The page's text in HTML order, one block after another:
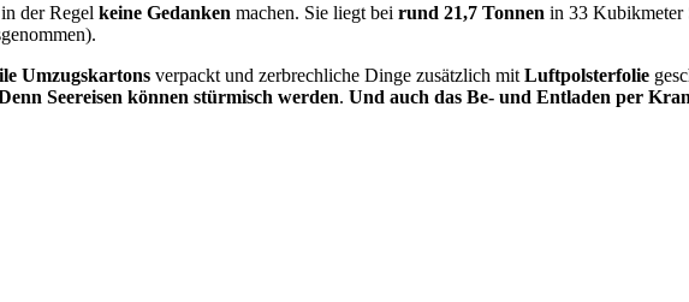
der Regel keine Gedanken machen. Sie liegt bei rund 21,7 Tonnen in 33 Kubikmeter
Umzugskartons verpackt und zerbrechliche Dinge zusätzlich mit Luftpolsterfolie
Seereisen können stürmisch werden. Und auch das Be- und Entladen per